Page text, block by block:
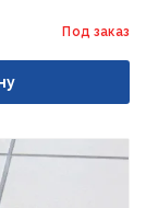
Под заказ